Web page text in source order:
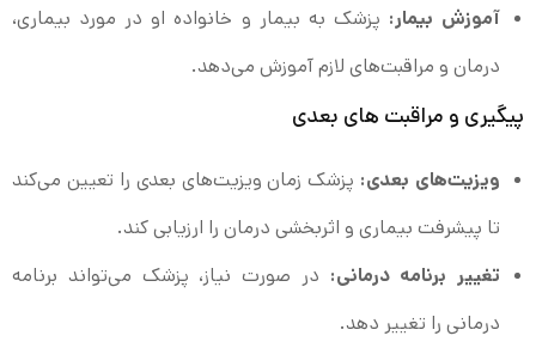
آموزش بیمار:پزشک به بیمار و خانواده او در مورد بیماری،
درمان و مراقبت‌های لازم آموزش می‌دهد.
پیگیری و مراقبت‌ های بعدی
ویزیت‌های بعدی:پزشک زمان ویزیت‌های بعدی را تعیین می‌کند
تا پیشرفت بیماری و اثربخشی درمان را ارزیابی کند.
تغییر برنامه درمانی:در صورت نیاز، پزشک می‌تواند برنامه
درمانی را تغییر دهد.